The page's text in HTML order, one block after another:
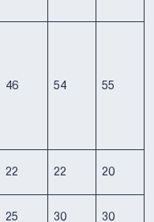
46 54 55
22 22 20
25 30 30